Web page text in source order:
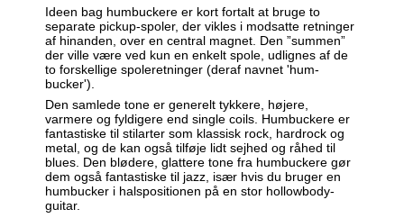
Ideen bag humbuckere er kort fortalt at bruge to
separate pickup-spoler, der vikles i modsatte retninger
af hinanden, over en central magnet. Den ”summen”
der ville være ved kun en enkelt spole, udlignes af de
to forskellige spoleretninger (deraf navnet 'hum-
bucker').
Den samlede tone er generelt tykkere, højere,
varmere og fyldigere end single coils. Humbuckere er
fantastiske til stilarter som klassisk rock, hardrock og
metal, og de kan også tilføje lidt sejhed og råhed til
blues. Den blødere, glattere tone fra humbuckere gør
dem også fantastiske til jazz, især hvis du bruger en
humbucker i halspositionen på en stor hollowbody-
guitar.